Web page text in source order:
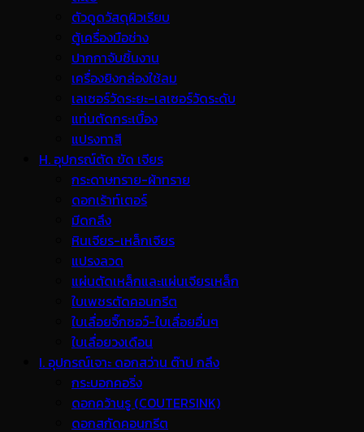
ตัวดูดวัสดุผิวเรียบ
ตู้เครื่องมือช่าง
ปากกาจับชิ้นงาน
เครื่องยิงกล่องใช้ลม
เลเซอร์วัดระยะ-เลเซอร์วัดระดับ
แท่นตัดกระเบื้อง
แปรงทาสี
H. อุปกรณ์ตัด ขัด เจียร
กระดาษทราย-ผ้าทราย
ดอกเร้าท์เตอร์
มีดกลึง
หินเจียร-เหล็กเจียร
แปรงลวด
แผ่นตัดเหล็กและแผ่นเจียรเหล็ก
ใบเพชรตัดคอนกรีต
ใบเลื่อยจิ๊กซอว์-ใบเลื่อยอื่นๆ
ใบเลื่อยวงเดือน
I. อุปกรณ์เจาะ ดอกสว่าน ต๊าป กลึง
กระบอกคอริ่ง
ดอกคว้านรู (COUTERSINK)
ดอกสกัดคอนกรีต